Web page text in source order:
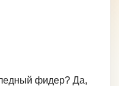
фидер? Да,